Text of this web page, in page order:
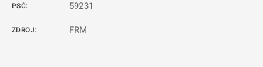
PSČ: 59231
ZDROJ: FRM